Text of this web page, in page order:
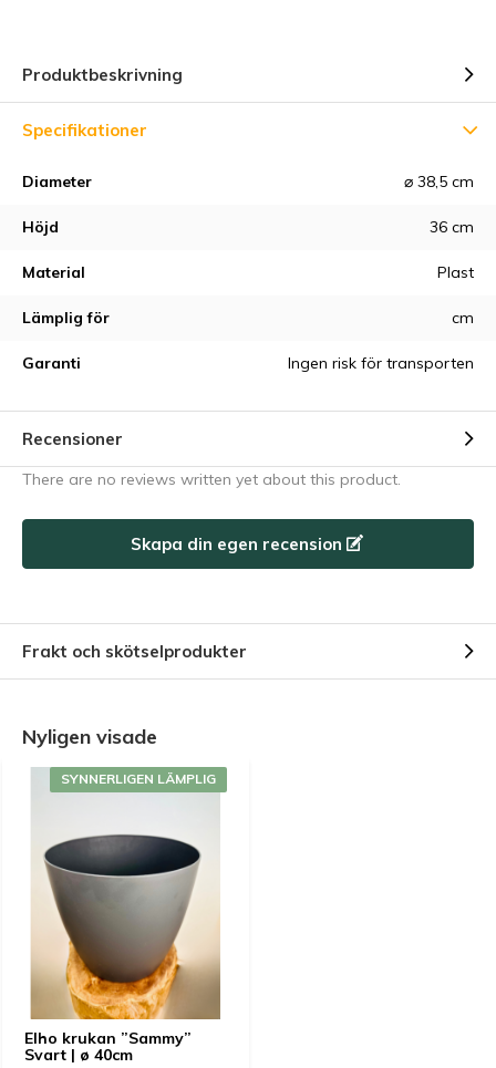
Produktbeskrivning
Specifikationer
Diameter ⌀ 38,5 cm
Höjd 36 cm
Material Plast
Lämplig för cm
Garanti Ingen risk för transporten
Recensioner
There are no reviews written yet about this product.
Skapa din egen recension
Frakt och skötselprodukter
Nyligen visade
Elho krukan ”Sammy”
Svart | ø 40cm
SYNNERLIGEN LÄMPLIG